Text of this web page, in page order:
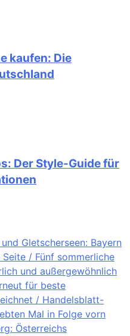
kaufen: Die
Der Style-Guide für
Gletscherseen: Bayern
/ Fünf sommerliche
und außergewöhnlich
für beste
/ Handelsblatt-
Mal in Folge vorn
Österreichs